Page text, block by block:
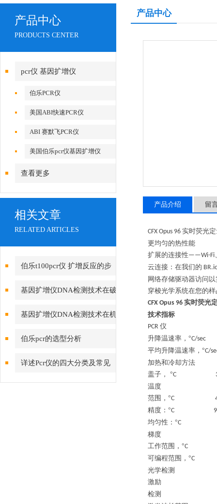
产品中心
PRODUCTS CENTER
pcr仪 基因扩增仪
伯乐PCR仪
美国ABI快速PCR仪
ABI 赛默飞PCR仪
美国伯乐pcr仪基因扩增仪
查看更多
相关文章
RELATED ARTICLES
伯乐t100pcr仪 扩增反应的步
基因扩增仪DNA检测技术在破
案的应用
基因扩增仪DNA检测技术在机
关破案的应用
伯乐pcr的选型分析
详述Pcr仪的四大分类及常见
问题解答
产品中心
产品介绍 留
CFX Opus 96 实时荧光
更均匀的热性能
扩展的连接性——Wi-Fi
云连接：在我们的
网络存储驱动器访问
穿梭光学系统在您的
CFX Opus 96 实时荧光
技术指标
PCR 仪
升降温速率， °C/
平均升降温速率， °C/
加热和冷却方法
盖子，
°C
温度
范围， °C
精度： °C
均匀性： °C
梯度
工作范围， °C
可编程范围， °C
光学检测
激励
检测